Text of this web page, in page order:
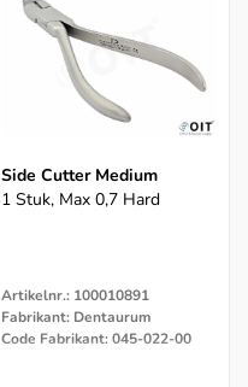
Side Cutter Medium
1 Stuk, Max 0,7 Hard
Artikelnr.: 100010891
Fabrikant: Dentaurum
Code Fabrikant: 045-022-00